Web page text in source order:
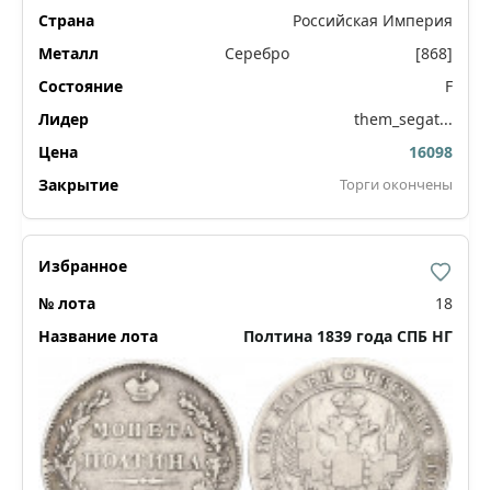
Российская Империя
Серебро
[868]
F
them_segat...
16098
Торги окончены
18
Полтина 1839 года СПБ НГ